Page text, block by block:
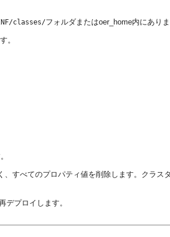
classes/フォルダまたはoer_home内にありま
。
すべてのプロパティ値を削除します。クラ
デプロイします。